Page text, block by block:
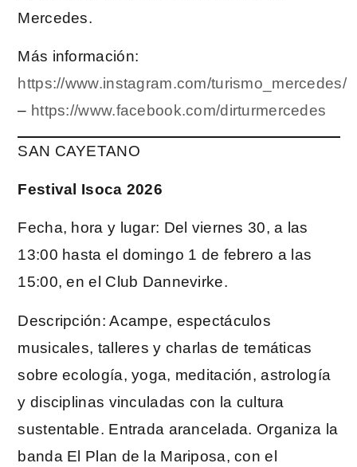
Mercedes.
Más información:
https://www.instagram.com/turismo_mercedes/
– https://www.facebook.com/dirturmercedes
SAN CAYETANO
Festival Isoca 2026
Fecha, hora y lugar: Del viernes 30, a las
13:00 hasta el domingo 1 de febrero a las
15:00, en el Club Dannevirke.
Descripción: Acampe, espectáculos
musicales, talleres y charlas de temáticas
sobre ecología, yoga, meditación, astrología
y disciplinas vinculadas con la cultura
sustentable. Entrada arancelada. Organiza la
banda El Plan de la Mariposa, con el